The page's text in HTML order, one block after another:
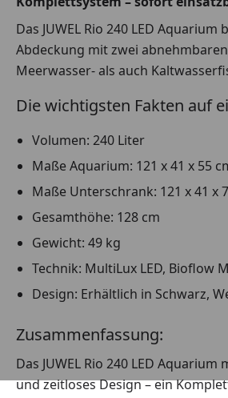
Das JUWEL Rio 240 LED
Abdeckung mit zwei
Meerwasser- als auch
Die wichtigsten Fakten auf
Volumen: 240 Liter
Maße Aquarium: 121 x 41 x 55
Maße Unterschrank: 121 x 41 x
Gesamthöhe: 128 cm
Gewicht: 49 kg
Technik: MultiLux LED, Bioflow
Design: Erhältlich in Schwarz,
Zusammenfassung:
Das JUWEL Rio 240 LED
und zeitloses Design – ein